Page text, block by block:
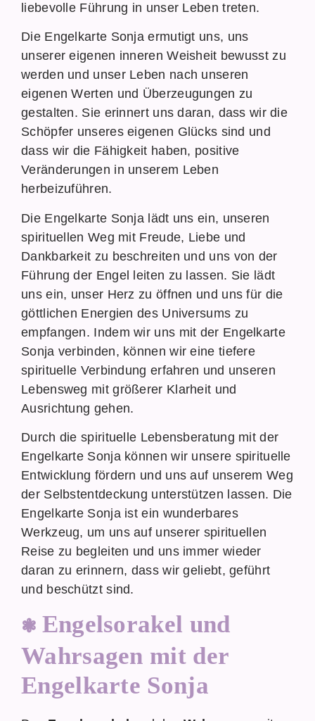
liebevolle Führung in unser Leben treten.
Die Engelkarte Sonja ermutigt uns, uns
unserer eigenen inneren Weisheit bewusst zu
werden und unser Leben nach unseren
eigenen Werten und Überzeugungen zu
gestalten. Sie erinnert uns daran, dass wir die
Schöpfer unseres eigenen Glücks sind und
dass wir die Fähigkeit haben, positive
Veränderungen in unserem Leben
herbeizuführen.
Die Engelkarte Sonja lädt uns ein, unseren
spirituellen Weg mit Freude, Liebe und
Dankbarkeit zu beschreiten und uns von der
Führung der Engel leiten zu lassen. Sie lädt
uns ein, unser Herz zu öffnen und uns für die
göttlichen Energien des Universums zu
empfangen. Indem wir uns mit der Engelkarte
Sonja verbinden, können wir eine tiefere
spirituelle Verbindung erfahren und unseren
Lebensweg mit größerer Klarheit und
Ausrichtung gehen.
Durch die spirituelle Lebensberatung mit der
Engelkarte Sonja können wir unsere spirituelle
Entwicklung fördern und uns auf unserem Weg
der Selbstentdeckung unterstützen lassen. Die
Engelkarte Sonja ist ein wunderbares
Werkzeug, um uns auf unserer spirituellen
Reise zu begleiten und uns immer wieder
daran zu erinnern, dass wir geliebt, geführt
und beschützt sind.
Engelsorakel und
Wahrsagen mit der
Engelkarte Sonja